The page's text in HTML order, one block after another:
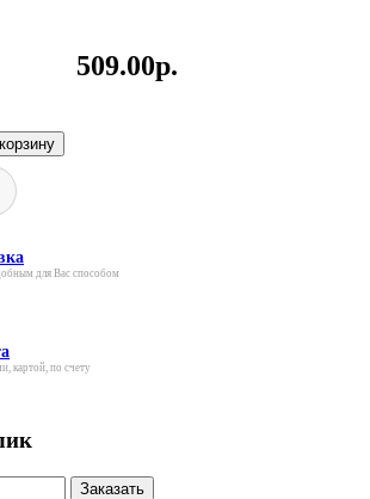
509.00р.
для Вас способом
картой, по счету
Заказать